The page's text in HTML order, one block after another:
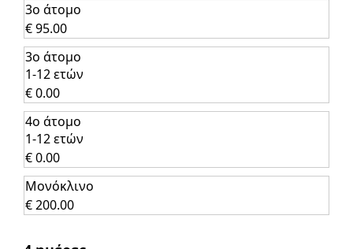
3ο άτομο
€ 95.00
3ο άτομο
1-12 ετών
€ 0.00
4ο άτομο
1-12 ετών
€ 0.00
Μονόκλινο
€ 200.00